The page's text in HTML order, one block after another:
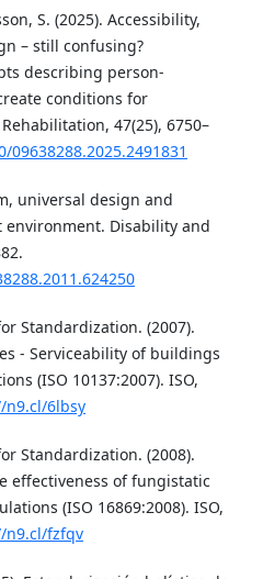
S. (2025). Accessibility,
– still confusing?
describing person-
conditions for
47(25), 6750–
universal design and
Disability and
Standardization. (2007).
- Serviceability of buildings
(ISO 10137:2007). ISO,
n9.cl/6lbsy
Standardization. (2008).
effectiveness of fungistatic
(ISO 16869:2008). ISO,
n9.cl/fzfqv